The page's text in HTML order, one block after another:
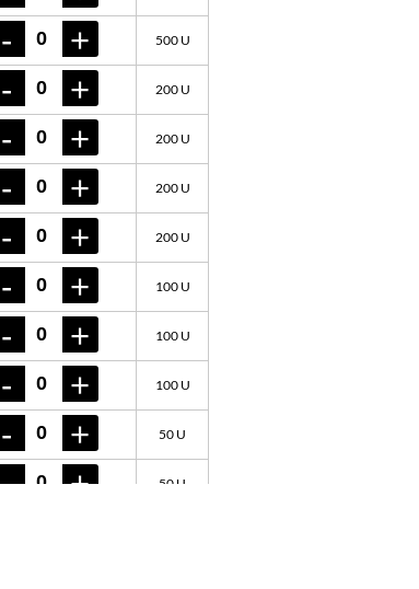
500 U
200 U
200 U
200 U
200 U
100 U
100 U
100 U
50 U
50 U